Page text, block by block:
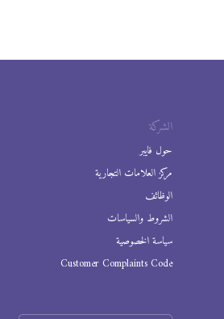
الشركة
حول فايبر
مركز العلامات التجارية
الوظائف
الشروط والسياسات
سياسة الخصوصية
Customer Complaints Code